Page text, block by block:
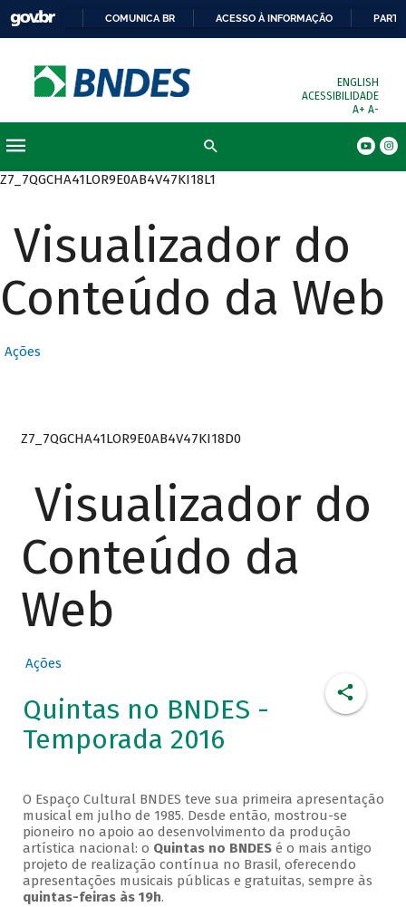
COMUNICA BR ACESSO À INFORMAÇÃO
ENGLISH
ACESSIBILIDADE
A+ A-
Z7_7QGCHA41LOR9E0AB4V47KI18L1
Visualizador do
Conteúdo da Web
Ações
Z7_7QGCHA41LOR9E0AB4V47KI18D0
Visualizador do
Conteúdo da
Web
Ações
Quintas no BNDES -
Temporada 2016
O Espaço Cultural BNDES teve sua primeira apresentação
musical em julho de 1985. Desde então, mostrou-se
pioneiro no apoio ao desenvolvimento da produção
artística nacional: o Quintas no BNDESé o mais antigo
projeto de realização contínua no Brasil, oferecendo
apresentações musicais públicas e gratuitas, sempre às
quintas-feiras às 19h.